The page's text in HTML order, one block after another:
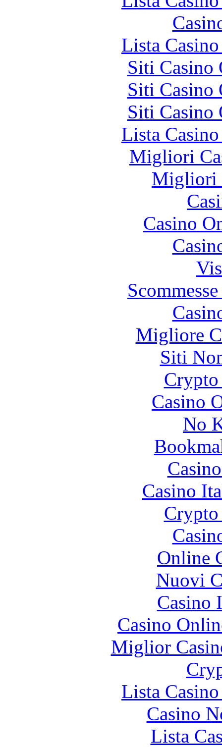
Lista
Siti Casino
Siti Casino
Siti Casino
Lista
Migliori
Migliori
Casino
Migliore
Siti
Casino
No
Casino
Online
Nuovi
Casino
Casino
Miglior
Lista
Casino
Lista